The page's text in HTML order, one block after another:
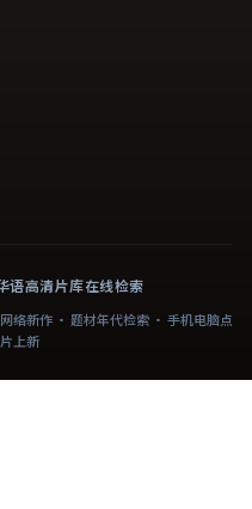
语高清片库在线检索
络新作 · 题材年代检索 · 手机电脑点
上新